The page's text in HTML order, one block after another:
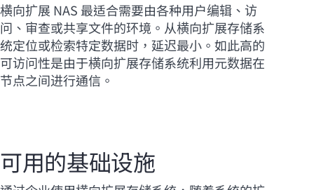
横向扩展 NAS 最适合需要由各种用户编辑、访
问、审查或共享文件的环境。从横向扩展存储系
统定位或检索特定数据时，延迟最小。如此高的
可访问性是由于横向扩展存储系统利用元数据在
节点之间进行通信。
可用的基础设施